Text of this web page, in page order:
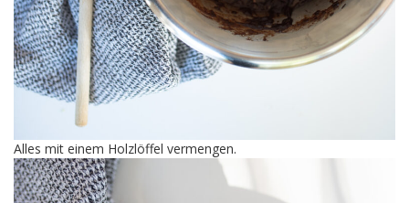
Alles mit einem Holzlöffel vermengen.